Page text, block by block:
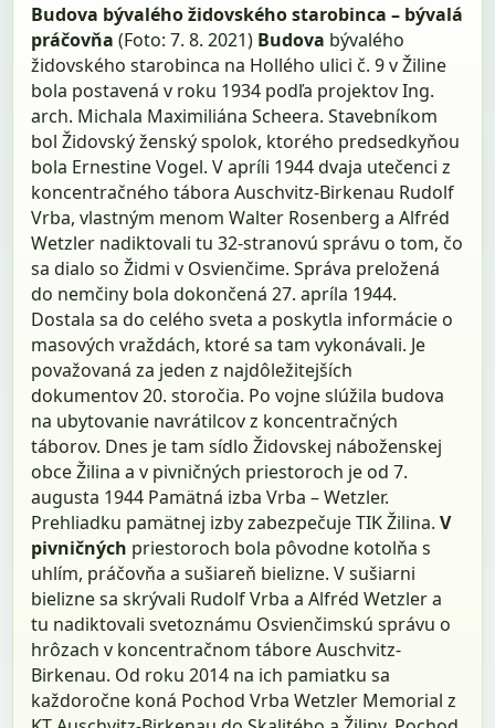
Budova bývalého židovského starobinca – bývalá
práčovňa (Foto: 7. 8. 2021) Budova bývalého
židovského starobinca na Hollého ulici č. 9 v Žiline
bola postavená v roku 1934 podľa projektov Ing.
arch. Michala Maximiliána Scheera. Stavebníkom
bol Židovský ženský spolok, ktorého predsedkyňou
bola Ernestine Vogel. V apríli 1944 dvaja utečenci z
koncentračného tábora Auschvitz-Birkenau Rudolf
Vrba, vlastným menom Walter Rosenberg a Alfréd
Wetzler nadiktovali tu 32-stranovú správu o tom, čo
sa dialo so Židmi v Osvienčime. Správa preložená
do nemčiny bola dokončená 27. apríla 1944.
Dostala sa do celého sveta a poskytla informácie o
masových vraždách, ktoré sa tam vykonávali. Je
považovaná za jeden z najdôležitejších
dokumentov 20. storočia. Po vojne slúžila budova
na ubytovanie navrátilcov z koncentračných
táborov. Dnes je tam sídlo Židovskej náboženskej
obce Žilina a v pivničných priestoroch je od 7.
augusta 1944 Pamätná izba Vrba – Wetzler.
Prehliadku pamätnej izby zabezpečuje TIK Žilina.V
pivničných priestoroch bola pôvodne kotolňa s
uhlím, práčovňa a sušiareň bielizne. V sušiarni
bielizne sa skrývali Rudolf Vrba a Alfréd Wetzler a
tu nadiktovali svetoznámu Osvienčimskú správu o
hrôzach v koncentračnom tábore Auschvitz-
Birkenau. Od roku 2014 na ich pamiatku sa
každoročne koná Pochod Vrba Wetzler Memorial z